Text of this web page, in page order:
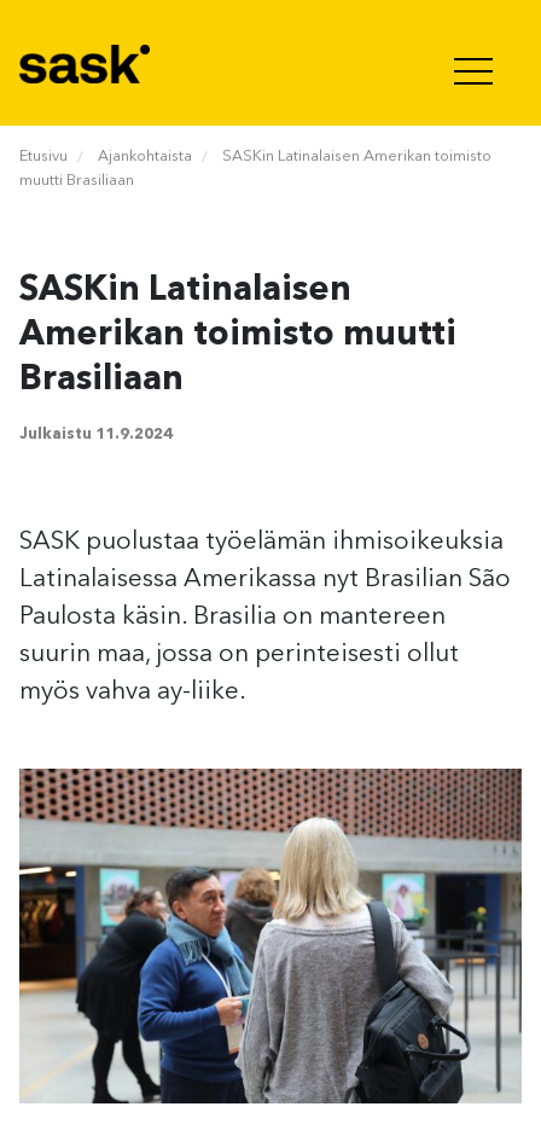
Etusivu Ajankohtaista
SASKin Latinalaisen Amerikan toimisto
muutti Brasiliaan
SASKin Latinalaisen
Amerikan toimisto muutti
Brasiliaan
Julkaistu 11.9.2024
SASK puolustaa työelämän ihmisoikeuksia
Latinalaisessa Amerikassa nyt Brasilian São
Paulosta käsin. Brasilia on mantereen
suurin maa, jossa on perinteisesti ollut
myös vahva ay-liike.